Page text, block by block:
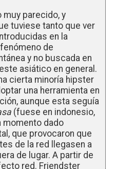
muy parecido, y
tuviese tanto que ver
en la
de
y no buscada en
asiático en general.
cierta minoría hipster
una herramienta en
aunque esta seguía
(fuese en indonesio,
momento dado
que provocaron que
de la red llegasen a
de lugar. A partir de
red. Friendster